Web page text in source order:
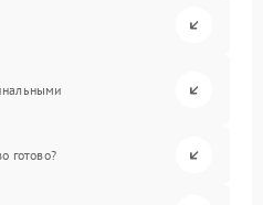
готово?